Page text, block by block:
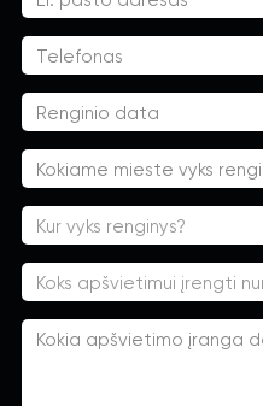
Kur vyks renginys?